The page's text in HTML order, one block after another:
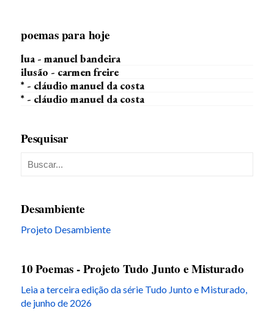
poemas para hoje
lua - manuel bandeira
ilusão - carmen freire
* - cláudio manuel da costa
* - cláudio manuel da costa
Pesquisar
Desambiente
Projeto Desambiente
10 Poemas - Projeto Tudo Junto e Misturado
Leia a terceira edição da série Tudo Junto e Misturado,
de junho de 2026